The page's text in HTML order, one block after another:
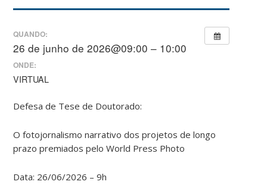
QUANDO:
26 de junho de 2026@09:00 – 10:00
ONDE:
VIRTUAL
Defesa de Tese de Doutorado:
O fotojornalismo narrativo dos projetos de longo
prazo premiados pelo World Press Photo
Data: 26/06/2026 – 9h